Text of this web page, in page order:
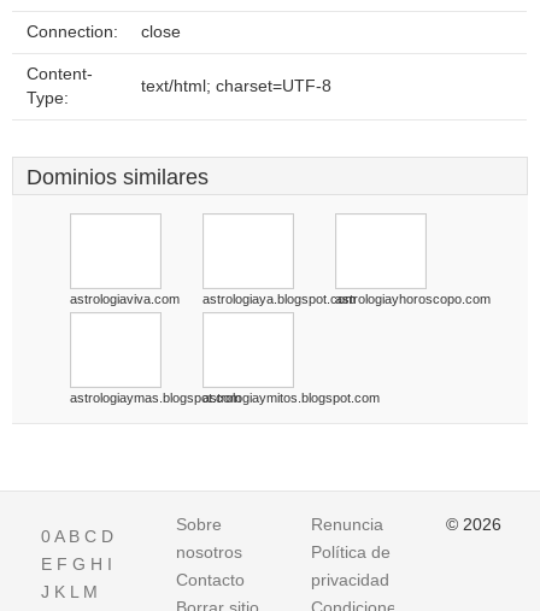
Connection: close
Content-
Type:
text/html; charset=UTF-8
Dominios similares
astrologiaviva.com astrologiaya.blogspot.comastrologiayhoroscopo.com
astrologiaymas.blogspot.comastrologiaymitos.blogspot.com
0A B C D
E F G H I
J K L M
Sobre
nosotros
Contacto
Renuncia
Política de
privacidad
© 2026